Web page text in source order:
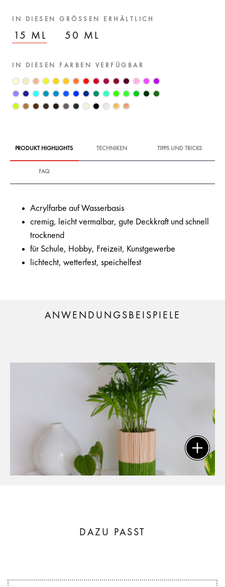
IN DIESEN GRÖSSEN ERHÄLTLICH
15 ML 50 ML
IN DIESEN FARBEN VERFÜGBAR
PRODUKT HIGHLIGHTS TECHNIKEN TIPPS UND TRICKS
FAQ
Acrylfarbe auf Wasserbasis
cremig, leicht vermalbar, gute Deckkraft und schnell
trocknend
für Schule, Hobby, Freizeit, Kunstgewerbe
lichtecht, wetterfest, speichelfest
ANWENDUNGSBEISPIELE
DAZU PASST